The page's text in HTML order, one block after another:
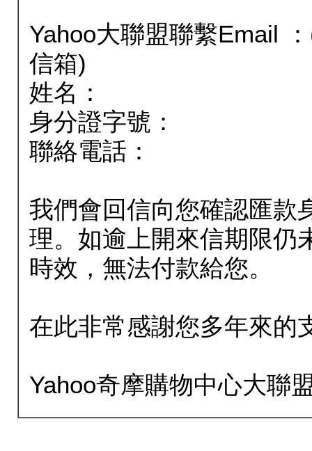
Yahoo大聯盟聯繫Email
信箱)
姓名：
身分證字號：
聯絡電話：
我們會回信向您確認匯款
理。如逾上開來信期限仍
時效，無法付款給您。
在此非常感謝您多年來的
Yahoo奇摩購物中心大